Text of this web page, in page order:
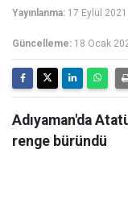
Yayınlanma: 17 Eylül
Güncelleme: 18 Ocak
Adıyaman'da
renge büründü